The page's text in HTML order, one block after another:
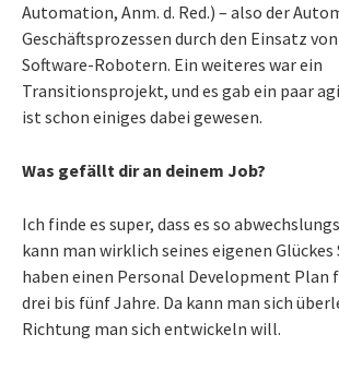
Automation, Anm. d. Red.) – also der
Geschäftsprozessen durch den Einsatz
Software-Robotern. Ein weiteres war ein
Transitionsprojekt, und es gab ein paar
ist schon einiges dabei gewesen.
Was gefällt dir an deinem Job?
Ich finde es super, dass es so
kann man wirklich seines eigenen Glückes
haben einen Personal Development Plan
drei bis fünf Jahre. Da kann man sich
Richtung man sich entwickeln will.